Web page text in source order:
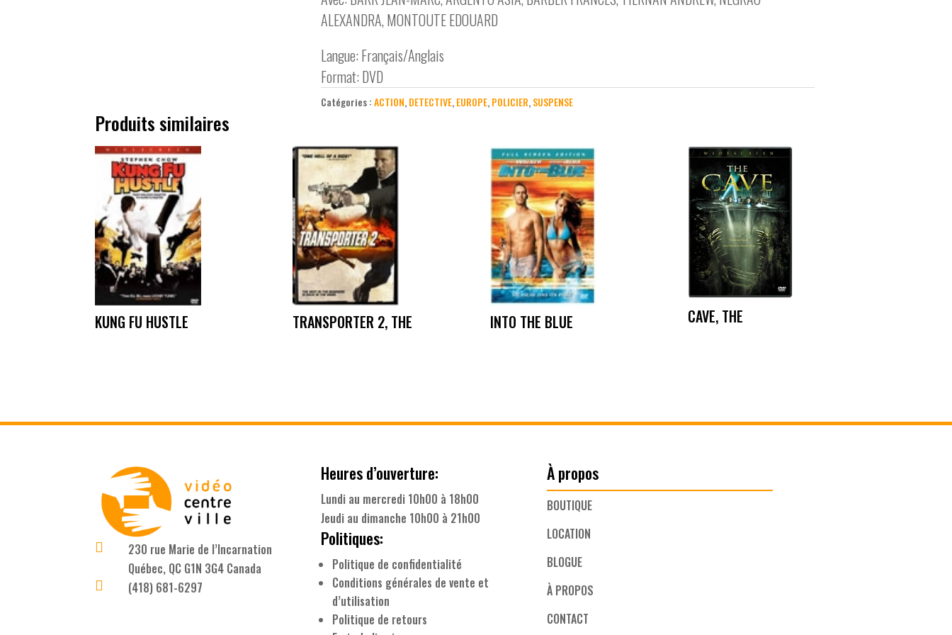
ALEXANDRA, MONTOUTE EDOUARD
Langue: Français/Anglais
Format: DVD
Catégories :ACTION,DETECTIVE,EUROPE,POLICIER,SUSPENSE
Produits similaires
KUNG FU HUSTLE TRANSPORTER 2, THE INTO THE BLUE CAVE, THE

230 rue Marie de l’Incarnation
Québec, QC G1N 3G4 Canada
 (418) 681-6297
Heures d’ouverture:
Lundi au mercredi 10h00 à 18h00
Jeudi au dimanche 10h00 à 21h00
Politiques:
Politique de confidentialité
Conditions générales de vente et
d’utilisation
Politique de retours
À propos
BOUTIQUE
LOCATION
BLOGUE
À PROPOS
CONTACT